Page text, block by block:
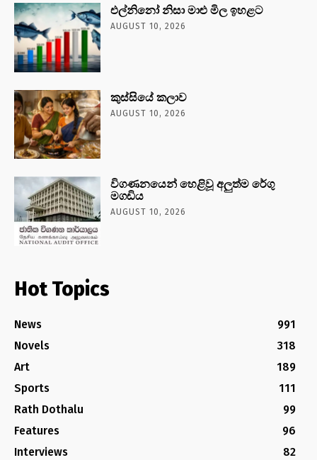
එල්නිනෝ නිසා මාළු මිල ඉහළට
AUGUST 10, 2026
කුස්සියේ කලාව
AUGUST 10, 2026
විගණනයෙන් හෙළිවූ අලුත්ම රේගු
මගඩිය
AUGUST 10, 2026
Hot Topics
News
991
Novels
318
Art
189
Sports
111
Rath Dothalu
99
Features
96
Interviews
82